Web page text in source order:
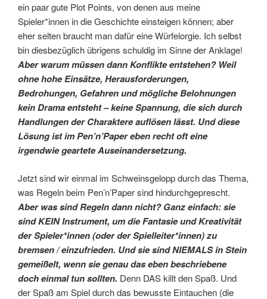
ein paar gute Plot Points, von denen aus meine
Spieler*innen in die Geschichte einsteigen können; aber
eher selten braucht man dafür eine Würfelorgie. Ich selbst
bin diesbezüglich übrigens schuldig im Sinne der Anklage!
Aber warum müssen dann Konflikte entstehen? Weil
ohne hohe Einsätze, Herausforderungen,
Bedrohungen, Gefahren und mögliche Belohnungen
kein Drama entsteht – keine Spannung, die sich durch
Handlungen der Charaktere auflösen lässt. Und diese
Lösung ist im Pen’n’Paper eben recht oft eine
irgendwie geartete Auseinandersetzung.
Jetzt sind wir einmal im Schweinsgelopp durch das Thema,
was Regeln beim Pen’n’Paper sind hindurchgeprescht.
Aber was sind Regeln dann nicht? Ganz einfach: sie
sind KEIN Instrument, um die Fantasie und Kreativität
der Spieler*innen (oder der Spielleiter*innen) zu
bremsen / einzufrieden. Und sie sind NIEMALS in Stein
gemeißelt, wenn sie genau das eben beschriebene
doch einmal tun sollten. Denn DAS killt den Spaß. Und
der Spaß am Spiel durch das bewusste Eintauchen (die